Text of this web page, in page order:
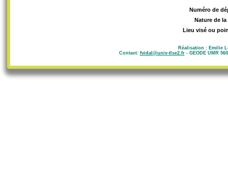
Numéro de
Nature de
Lieu visé ou
Réalisation : Emilie
Contact: fvidal@univ-tlse2.fr- GEODE UMR